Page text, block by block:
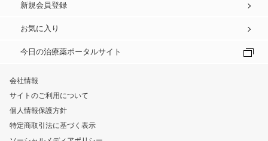
新規会員登録
お気に入り
今日の治療薬ポータルサイト
会社情報
サイトのご利用について
個人情報保護方針
特定商取引法に基づく表示